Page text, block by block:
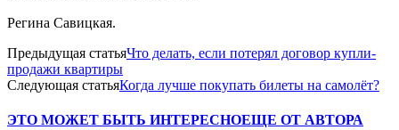
Регина Савицкая.
Предыдущая статьяЧто делать, если потерял договор купли-
продажи квартиры
Следующая статьяКогда лучше покупать билеты на самолёт?
ЭТО МОЖЕТ БЫТЬ ИНТЕРЕСНОЕЩЕ ОТ АВТОРА